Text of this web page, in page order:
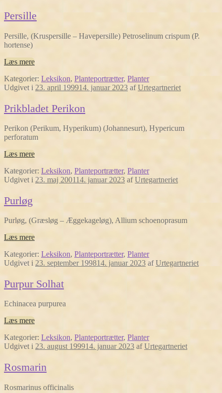
Persille
Persille, (Kruspersille – Havepersille) Petroselinum crispum (P.
hortense)
Læs mere
Kategorier: Leksikon, Planteportrætter, Planter
Udgivet i 23. april 199914. januar 2023 afUrtegartneriet
Prikbladet Perikon
Perikon (Perikum, Hyperikum) (Johannesurt), Hypericum
perforatum
Læs mere
Kategorier: Leksikon, Planteportrætter, Planter
Udgivet i 23. maj 200114. januar 2023 afUrtegartneriet
Purløg
Purløg, (Græsløg – Æggekageløg), Allium schoenoprasum
Læs mere
Kategorier: Leksikon, Planteportrætter, Planter
Udgivet i 23. september 199814. januar 2023 afUrtegartneriet
Purpur Solhat
Echinacea purpurea
Læs mere
Kategorier: Leksikon, Planteportrætter, Planter
Udgivet i 23. august 199914. januar 2023 afUrtegartneriet
Rosmarin
Rosmarinus officinalis